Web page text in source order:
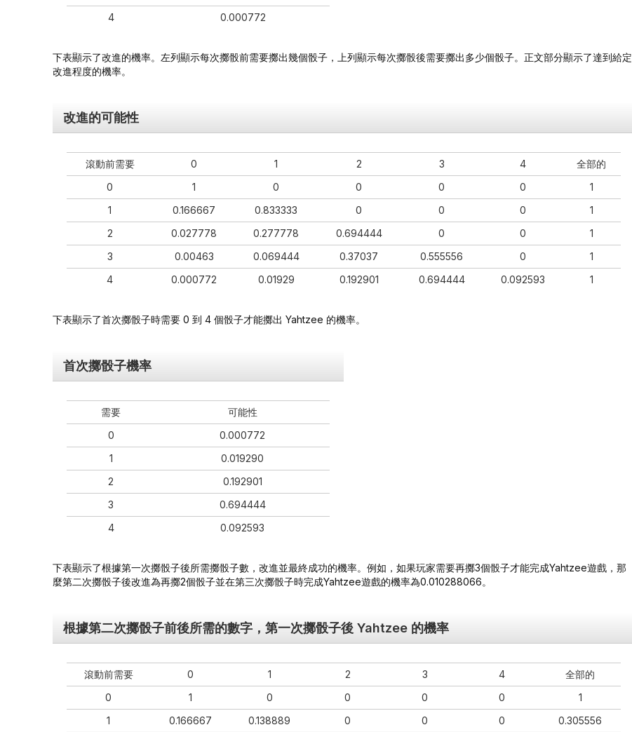
4
0.000772
下表顯示了改進的機率。左列顯示每次擲骰前需要擲出幾個骰子，上列顯示每次擲骰後需要擲出多少個骰子。正文部分顯示了達到給定
改進程度的機率。
改進的可能性
滾動前需要 0 1 2 3 4
全部的
0
1 0 0 0 0
1
1
0.166667 0.833333 0 0 0
1
2
0.027778 0.277778 0.694444 0 0
1
3
0.00463 0.069444 0.37037 0.555556 0
1
4
0.000772 0.01929 0.192901 0.694444 0.092593 1
下表顯示了首次擲骰子時需要 0 到 4 個骰子才能擲出 Yahtzee 的機率。
首次擲骰子機率
需要
可能性
0
0.000772
1
0.019290
2
0.192901
3
0.694444
4
0.092593
下表顯示了根據第一次擲骰子後所需擲骰子數，改進並最終成功的機率。例如，如果玩家需要再擲3個骰子才能完成Yahtzee遊戲，那
麼第二次擲骰子後改進為再擲2個骰子並在第三次擲骰子時完成Yahtzee遊戲的機率為0.010288066。
根據第二次擲骰子前後所需的數字，第一次擲骰子後 Yahtzee 的機率
滾動前需要 0 1 2 3 4
全部的
0
1 0 0 0 0
1
1
0.166667 0.138889 0 0 0
0.305556